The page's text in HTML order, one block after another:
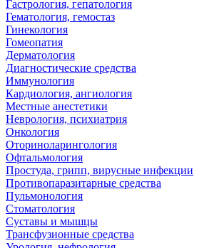
Гастрология, гепатология
Гематология, гемостаз
Гинекология
Гомеопатия
Дерматология
Диагностические средства
Иммунология
Кардиология, ангиология
Местные анестетики
Неврология, психиатрия
Онкология
Оториноларингология
Офтальмология
Простуда, грипп, вирусные инфекции
Противопаразитарные средства
Пульмонология
Стоматология
Суставы и мышцы
Трансфузионные средства